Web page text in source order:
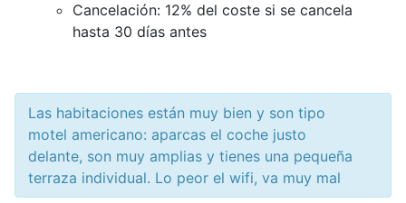
Cancelación: 12% del coste si se cancela
hasta 30 días antes
Las habitaciones están muy bien y son tipo
motel americano: aparcas el coche justo
delante, son muy amplias y tienes una pequeña
terraza individual. Lo peor el wifi, va muy mal